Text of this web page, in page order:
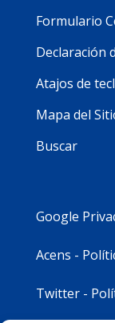
Formulario
Declaración
Atajos de
Mapa del
Buscar
Google
Acens -
Twitter -